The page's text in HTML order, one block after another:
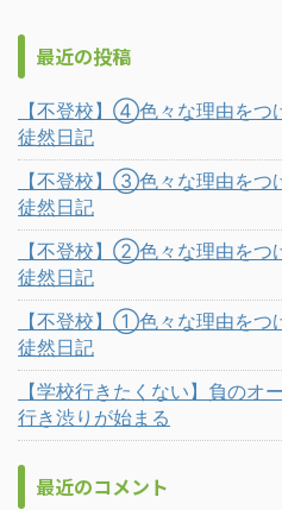
最近の投稿
【不登校】④色々な理由をつ
徒然日記
【不登校】③色々な理由をつ
徒然日記
【不登校】②色々な理由をつ
徒然日記
【不登校】①色々な理由をつ
徒然日記
【学校行きたくない】負のオ
行き渋りが始まる
最近のコメント